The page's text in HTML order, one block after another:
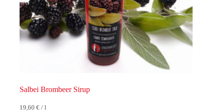
Salbei Brombeer Sirup
19,60 € / l